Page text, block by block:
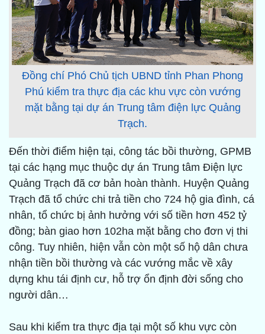
Đồng chí Phó Chủ tịch UBND tỉnh Phan Phong
Phú kiểm tra thực địa các khu vực còn vướng
mặt bằng tại dự án Trung tâm điện lực Quảng
Trạch.
Đến thời điểm hiện tại, công tác bồi thường, GPMB
tại các hạng mục thuộc dự án Trung tâm Điện lực
Quảng Trạch đã cơ bản hoàn thành. Huyện Quảng
Trạch đã tổ chức chi trả tiền cho 724 hộ gia đình, cá
nhân, tổ chức bị ảnh hưởng với số tiền hơn 452 tỷ
đồng; bàn giao hơn 102ha mặt bằng cho đơn vị thi
công. Tuy nhiên, hiện vẫn còn một số hộ dân chưa
nhận tiền bồi thường và các vướng mắc về xây
dựng khu tái định cư, hỗ trợ ổn định đời sống cho
người dân…
Sau khi kiểm tra thực địa tại một số khu vực còn